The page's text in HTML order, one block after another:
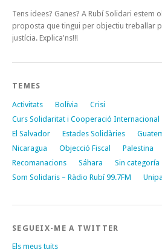
Tens idees? Ganes? A Rubí Solidari estem
proposta que tingui per objectiu treballar
justícia. Explica'ns!!!
TEMES
Activitats Bolívia
Crisi
Curs Solidaritat i Cooperació Internacional
El Salvador
Estades Solidàries
Nicaragua
Objecció Fiscal Palestina
Recomanacions
Sáhara Sin categoría
Som Solidaris – Ràdio Rubí 99.7FM
SEGUEIX-ME A TWITTER
Els meus tuits